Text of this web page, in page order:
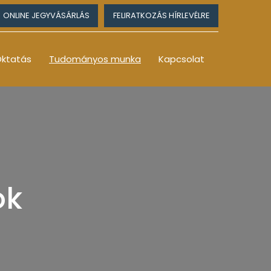
ONLINE JEGYVÁSÁRLÁS FELIRATKOZÁS HÍRLEVÉLRE
Tudományos munka Kapcsolat